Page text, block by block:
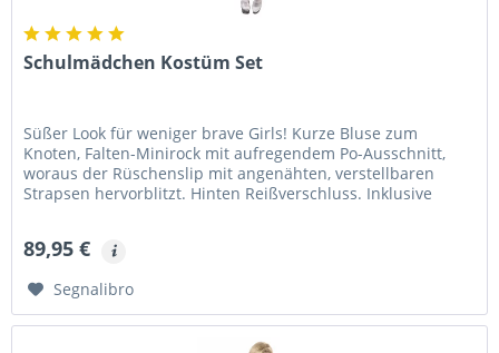
Schulmädchen Kostüm Set
Süßer Look für weniger brave Girls! Kurze Bluse zum
Knoten, Falten-Minirock mit aufregendem Po-Ausschnitt,
woraus der Rüschenslip mit angenähten, verstellbaren
Strapsen hervorblitzt. Hinten Reißverschluss. Inklusive
89,95 €
Segnalibro